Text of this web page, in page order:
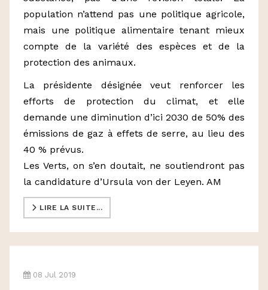
population n’attend pas une politique agricole,
mais une politique alimentaire tenant mieux
compte de la variété des espèces et de la
protection des animaux.
La présidente désignée veut renforcer les
efforts de protection du climat, et elle
demande une diminution d’ici 2030 de 50% des
émissions de gaz à effets de serre, au lieu des
40 % prévus.
Les Verts, on s’en doutait, ne soutiendront pas
la candidature d’Ursula von der Leyen. AM
LIRE LA SUITE...
08 Jul 2019